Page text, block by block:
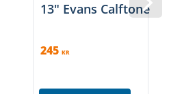
13" Evans Calftone
245 KR